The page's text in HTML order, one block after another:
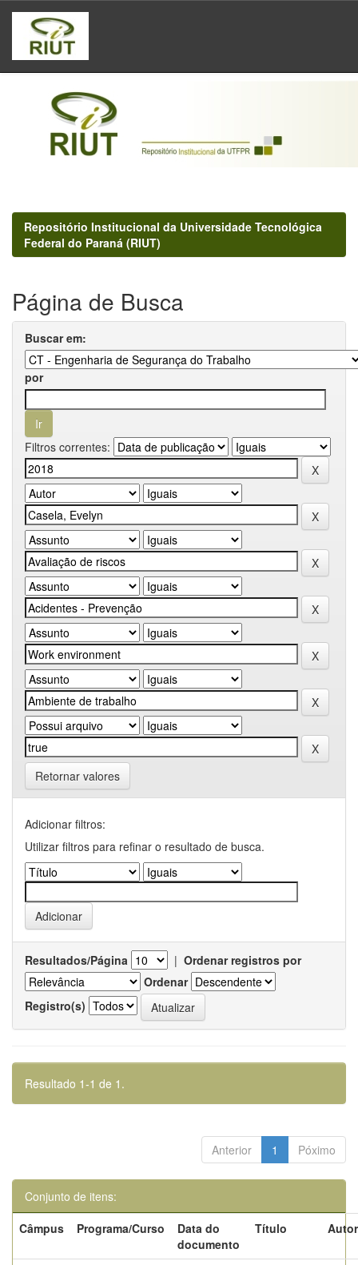
Skip
navigation
Repositório Institucional da Universidade Tecnológica
Federal do Paraná (RIUT)
Página de Busca
Buscar em:
por
Filtros correntes:
Retornar valores
Adicionar filtros:
Utilizar filtros para refinar o resultado de busca.
Resultados/Página | Ordenar registros por
Ordenar
Registro(s)
Resultado 1-1 de 1.
Anterior 1 Póximo
Conjunto de itens:
Câmpus
Programa/Curso
Data do
documento
Título